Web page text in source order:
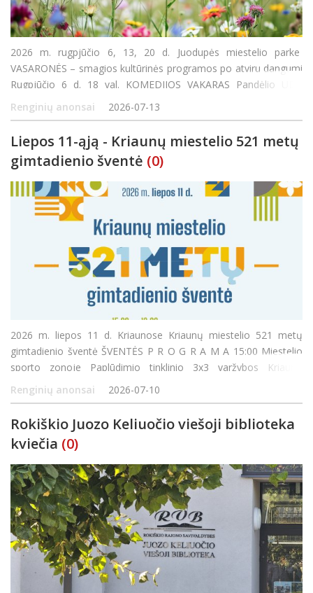
2026 m. rugpjūčio 6, 13, 20 d. Juodupės miestelio parke
VASARONĖS – smagios kultūrinės programos po atviru dangumi
Rugpjūčio 6 d. 18 val. KOMEDIJOS VAKARAS Pandėlio UDC
teatras. Vydūnas PIKTOJI GUDRYBĖ Režisierius Eligijus
Daugnora Rugpjūčio 13 d. 20 val. ŠOKIM IR DAINUOKIM Bir
Renginių anonsai 2026-07-13
Liepos 11-ąją - Kriaunų miestelio 521 metų
gimtadienio šventė (0)
2026 m. liepos 11 d. Kriaunose Kriaunų miestelio 521 metų
gimtadienio šventė ŠVENTĖS P R O G R A M A 15:00 Miestelio
sporto zonoje Paplūdimio tinklinio 3x3 varžybos Kriaunų
seniūnės taurei laimėti 17:00 Kriaunų muziejuje Kraštiečio
pulkininko leitenanto, Lietuvos kariuomenės
Renginių anonsai 2026-07-10
Rokiškio Juozo Keliuočio viešoji biblioteka
kviečia (0)